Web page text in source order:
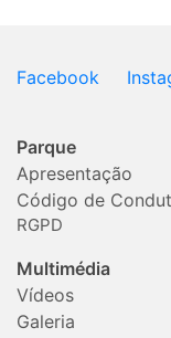
Facebook
Parque
Apresentação
Código de
RGPD
Multimédia
Vídeos
Galeria